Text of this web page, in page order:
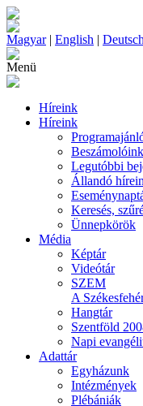
Magyar| English | Deutsch
Menü
Híreink
Híreink
Beszámolóink
Legutóbbi
Állandó
Keresés,
Ünnepkörök
Média
Képtár
Videótár
SZEM
A
Hangtár
Szentföld
Napi
Adattár
Egyházunk
Intézmények
Plébániák